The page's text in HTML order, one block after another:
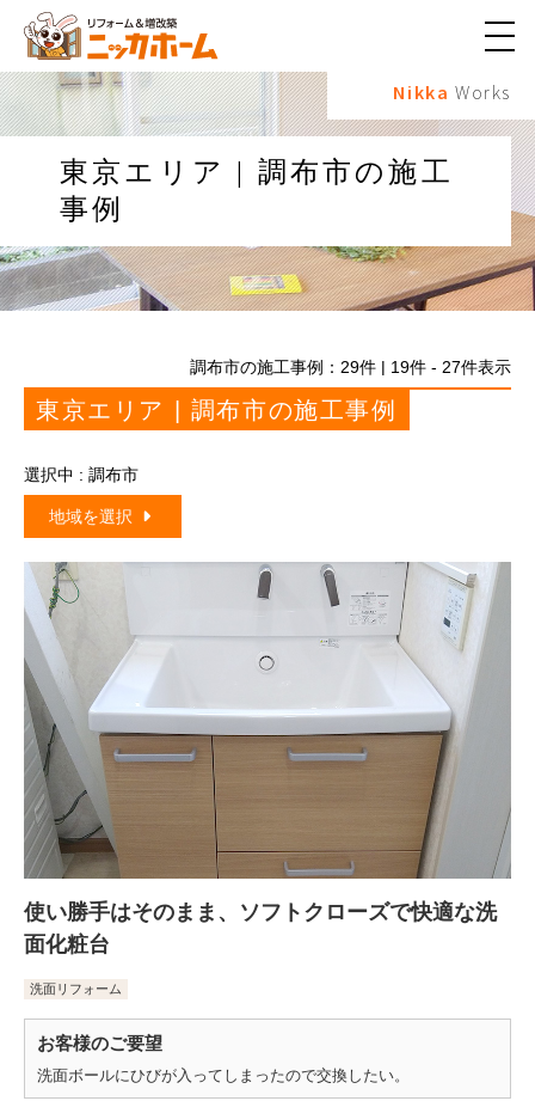
メ
ュ
ボ
タ
ン
Nikka Works
東京エリア | 調布市の施工
事例
調布市の施工事例： 29件 | 19件 - 27件表示
東京エリア | 調布市の施工事例
選択中 : 調布市
地域を選択
使い勝手はそのまま、ソフトクローズで快適な洗
面化粧台
洗面リフォーム
お客様のご要望
洗面ボールにひびが入ってしまったので交換したい。